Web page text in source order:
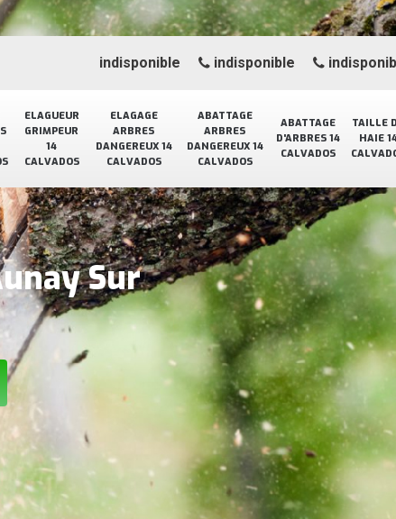
ELAGUEUR
GRIMPEUR
14
CALVADOS
ELAGAGE
ARBRES
DANGEREUX 14
CALVADOS
ABATTAGE
ARBRES
DANGEREUX 14
CALVADOS
ABATTAGE
D'ARBRES 14
CALVADOS
TAILLE
HAIE
indisponible indisponible
Sur